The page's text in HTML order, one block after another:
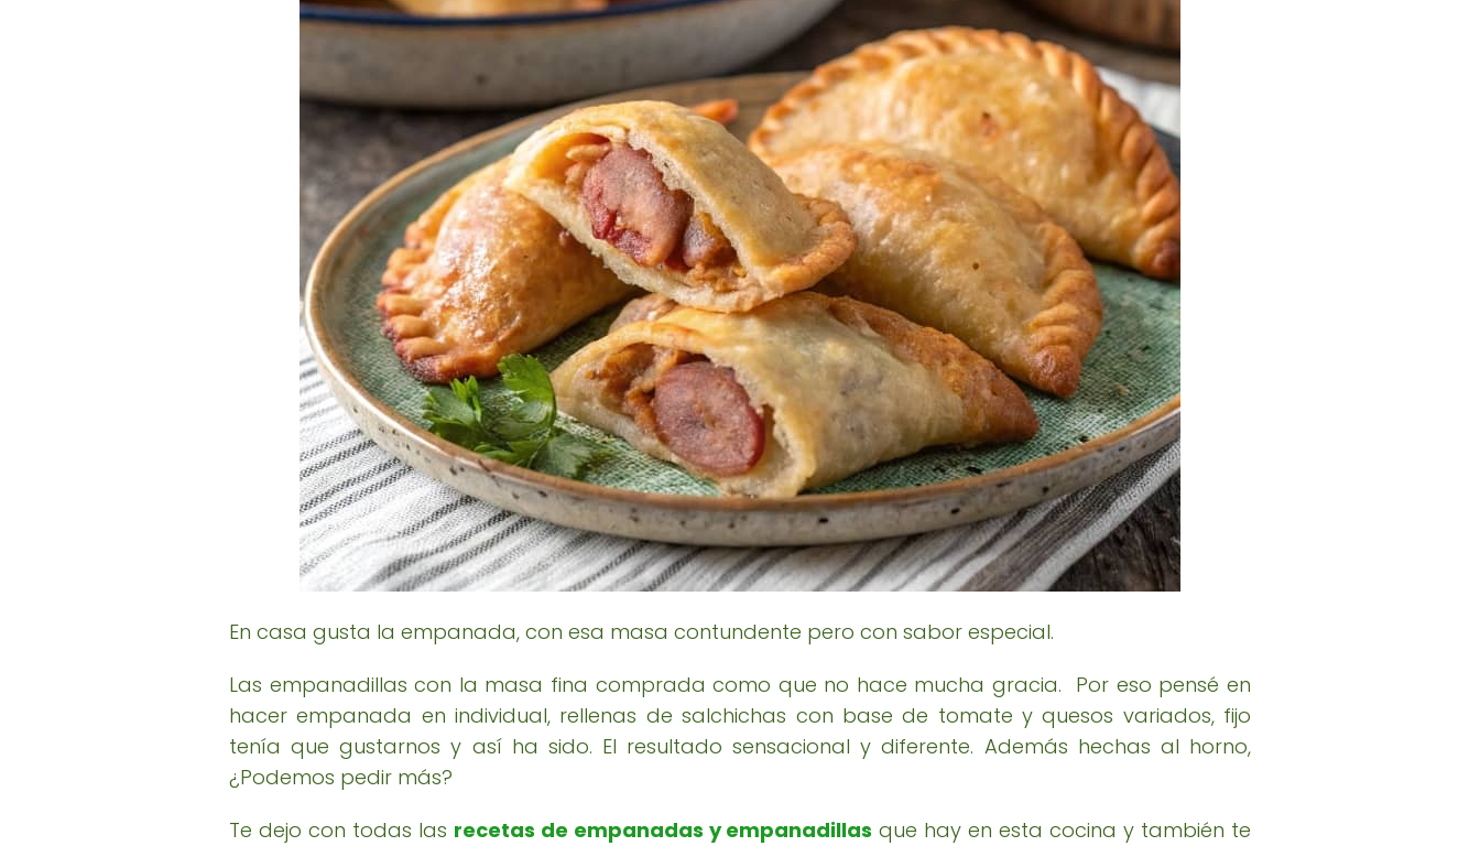
En casa gusta la empanada, con esa masa contundente pero con sabor especial.
Las empanadillas con la masa fina comprada como que no hace mucha gracia. Por eso pensé en
hacer empanada en individual, rellenas de salchichas con base de tomate y quesos variados, fijo
tenía que gustarnos y así ha sido. El resultado sensacional y diferente. Además hechas al horno,
¿Podemos pedir más?
Te dejo con todas las recetas de empanadas y empanadillas que hay en esta cocina y también te